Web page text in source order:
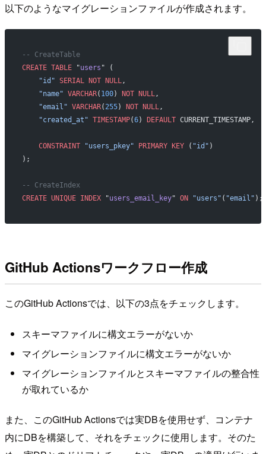
以下のようなマイグレーションファイルが作成されます。
-- CreateTable
CREATE TABLE "users " (
    "id"
SERIAL NOT NULL,
    "name"
VARCHAR( 100) NOT NULL,
    "email"
VARCHAR( 255) NOT NULL,
    "created_at"
TIMESTAMP(6) DEFAULT CURRENT_TIMESTAMP,
    CONSTRAINT
"users_pkey" PRIMARY KEY ( "id" )
);
-- CreateIndex
CREATE UNIQUE INDEX "users_email_key" ON "users" ( "email" );
GitHub Actionsワークフロー作成
このGitHub Actionsでは、以下の3点をチェックします。
スキーマファイルに構文エラーがないか
マイグレーションファイルに構文エラーがないか
マイグレーションファイルとスキーマファイルの整合性
が取れているか
また、このGitHub Actionsでは実DBを使用せず、コンテナ
内にDBを構築して、それをチェックに使用します。そのた